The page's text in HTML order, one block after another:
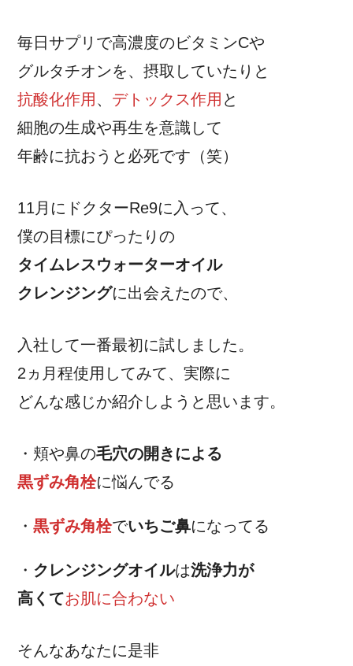
毎日サプリで高濃度のビタミンCや
グルタチオンを、摂取していたりと
抗酸化作用 、 デトックス作用 と
細胞の生成や再生を意識して
年齢に抗おうと必死です（笑）
11月にドクターRe9に入って、
僕の目標にぴったりの
タイムレスウォーターオイル
クレンジングに出会えたので、
入社して一番最初に試しました。
2ヵ月程使用してみて、実際に
どんな感じか紹介しようと思います。
・頬や鼻の毛穴の開きによる
黒ずみ角栓に悩んでる
・黒ずみ角栓でいちご鼻になってる
・ クレンジングオイルは洗浄力が
高くてお肌に合わない
そんなあなたに是非